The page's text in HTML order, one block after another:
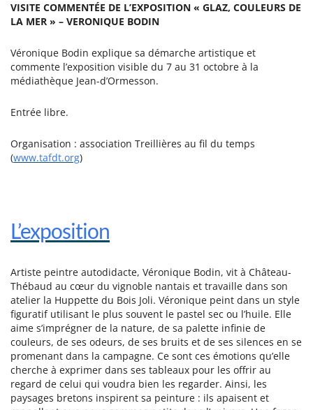
VISITE COMMENTÉE DE L’EXPOSITION « GLAZ, COULEURS DE
LA MER » – VERONIQUE BODIN
Véronique Bodin explique sa démarche artistique et
commente l’exposition visible du 7 au 31 octobre à la
médiathèque Jean-d’Ormesson.
Entrée libre.
Organisation : association Treillières au fil du temps
(www.tafdt.org)
L’exposition
Artiste peintre autodidacte, Véronique Bodin, vit à Château-
Thébaud au cœur du vignoble nantais et travaille dans son
atelier la Huppette du Bois Joli. Véronique peint dans un style
figuratif utilisant le plus souvent le pastel sec ou l’huile. Elle
aime s’imprégner de la nature, de sa palette infinie de
couleurs, de ses odeurs, de ses bruits et de ses silences en se
promenant dans la campagne. Ce sont ces émotions qu’elle
cherche à exprimer dans ses tableaux pour les offrir au
regard de celui qui voudra bien les regarder. Ainsi, les
paysages bretons inspirent sa peinture : ils apaisent et